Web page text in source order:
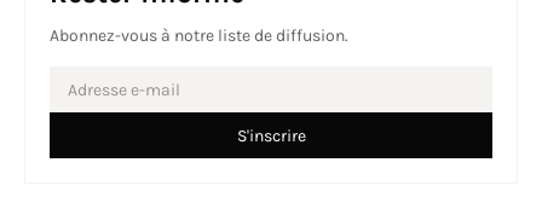
Abonnez-vous à notre liste de diffusion.